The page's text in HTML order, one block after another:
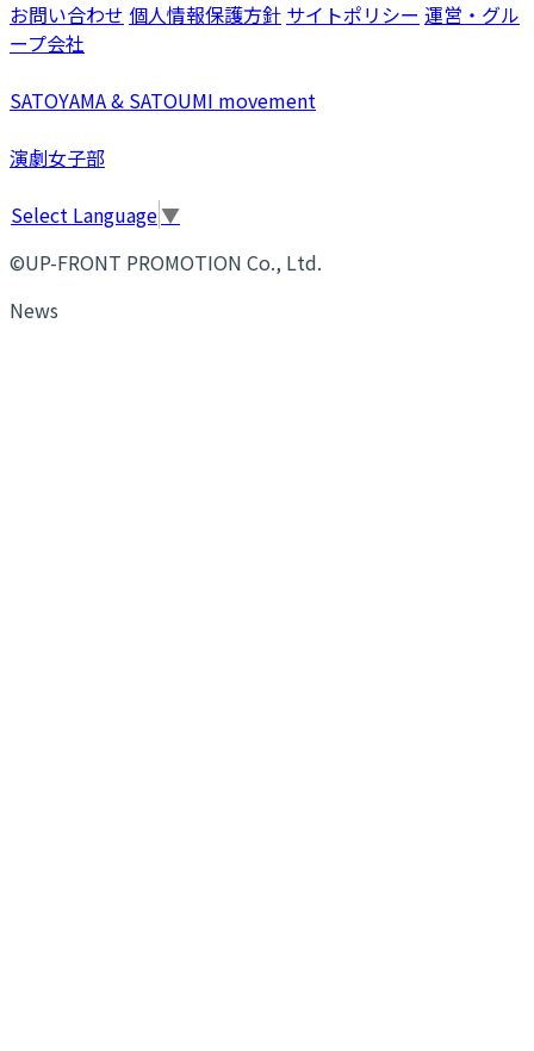
お問い合わせ 個人情報保護方針 サイトポリシー 運営・グル
ープ会社
SATOYAMA & SATOUMI movement
演劇女子部
Select Language▼
©UP-FRONT PROMOTION Co., Ltd.
News